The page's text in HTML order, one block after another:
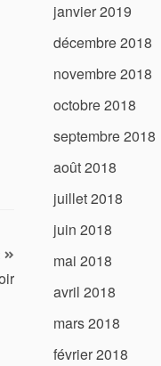
janvier 2019
décembre 2018
novembre 2018
octobre 2018
septembre 2018
août 2018
juillet 2018
juin 2018
mai 2018
avril 2018
mars 2018
février 2018